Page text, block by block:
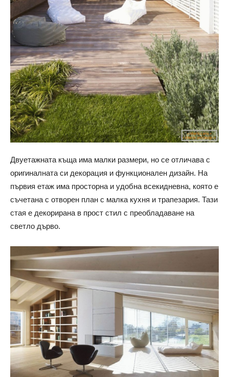
Двуетажната къща има малки размери, но се отличава с
оригиналната си декорация и функционален дизайн. На
първия етаж има просторна и удобна всекидневна, която е
съчетана с отворен план с малка кухня и трапезария. Тази
стая е декорирана в прост стил с преобладаване на
светло дърво.